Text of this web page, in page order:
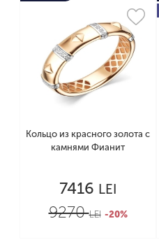
Кольцо из красного золота с
камнями Фианит
7416 LEI
9270LEI -20%